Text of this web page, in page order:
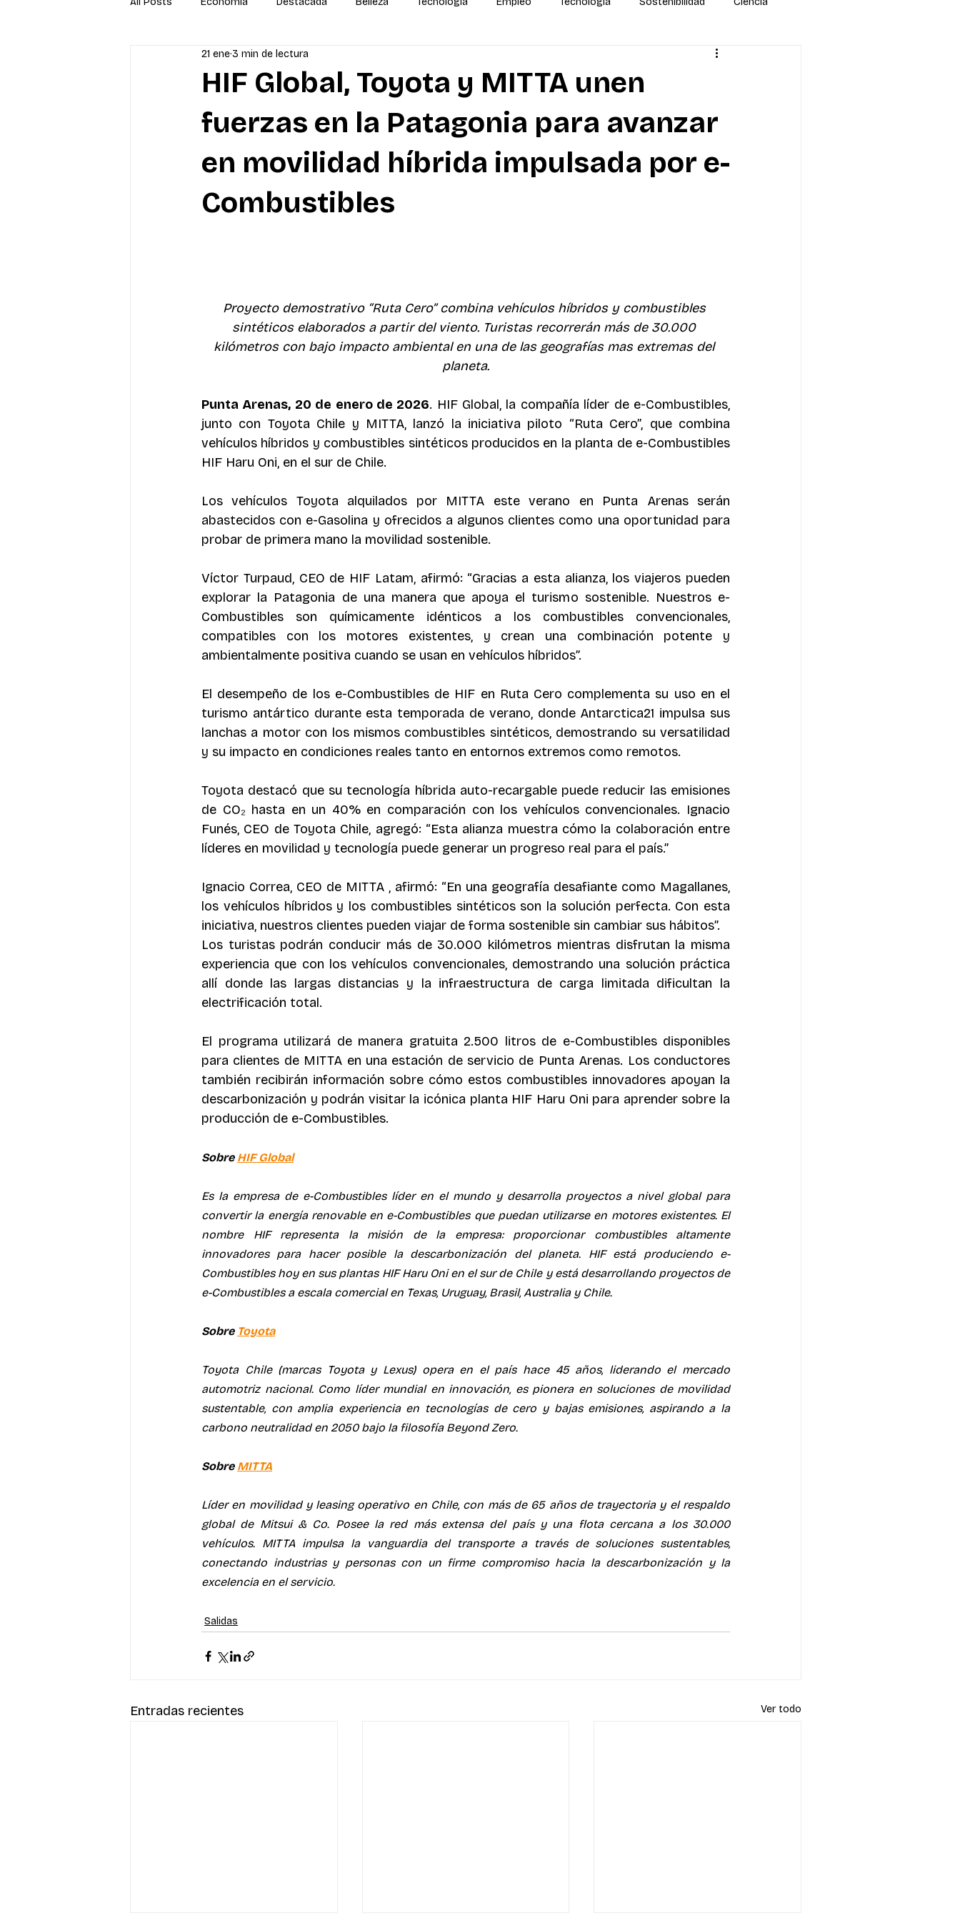
Newsletter Economía
HIF Global, Toyota y MITTA unen
fuerzas en la Patagonia para avanzar
en movilidad híbrida impulsada por e-
Combustibles
21 ene3 min de lectura
Proyecto demostrativo “Ruta Cero” combina vehículos híbridos y combustibles
sintéticos elaborados a partir del viento. Turistas recorrerán más de 30.000
kilómetros con bajo impacto ambiental en una de las geografías mas extremas del
planeta.
Punta Arenas, 20 de enero de 2026. HIF Global, la compañía líder de e-Combustibles,
junto con Toyota Chile y MITTA, lanzó la iniciativa piloto “Ruta Cero”, que combina
vehículos híbridos y combustibles sintéticos producidos en la planta de e-Combustibles
HIF Haru Oni, en el sur de Chile.
Los vehículos Toyota alquilados por MITTA este verano en Punta Arenas serán
abastecidos con e-Gasolina y ofrecidos a algunos clientes como una oportunidad para
probar de primera mano la movilidad sostenible.
Víctor Turpaud, CEO de HIF Latam, afirmó: “Gracias a esta alianza, los viajeros pueden
explorar la Patagonia de una manera que apoya el turismo sostenible. Nuestros e-
Combustibles son químicamente idénticos a los combustibles convencionales,
compatibles con los motores existentes, y crean una combinación potente y
ambientalmente positiva cuando se usan en vehículos híbridos”.
El desempeño de los e-Combustibles de HIF en Ruta Cero complementa su uso en el
turismo antártico durante esta temporada de verano, donde Antarctica21 impulsa sus
lanchas a motor con los mismos combustibles sintéticos, demostrando su versatilidad
y su impacto en condiciones reales tanto en entornos extremos como remotos.
Toyota destacó que su tecnología híbrida auto-recargable puede reducir las emisiones
de CO₂ hasta en un 40% en comparación con los vehículos convencionales. Ignacio
Funés, CEO de Toyota Chile, agregó: “Esta alianza muestra cómo la colaboración entre
líderes en movilidad y tecnología puede generar un progreso real para el país.”
Ignacio Correa, CEO de MITTA , afirmó: “En una geografía desafiante como Magallanes,
los vehículos híbridos y los combustibles sintéticos son la solución perfecta. Con esta
iniciativa, nuestros clientes pueden viajar de forma sostenible sin cambiar sus hábitos”.
Los turistas podrán conducir más de 30.000 kilómetros mientras disfrutan la misma
experiencia que con los vehículos convencionales, demostrando una solución práctica
allí donde las largas distancias y la infraestructura de carga limitada dificultan la
electrificación total.
El programa utilizará de manera gratuita 2.500 litros de e-Combustibles disponibles
para clientes de MITTA en una estación de servicio de Punta Arenas. Los conductores
también recibirán información sobre cómo estos combustibles innovadores apoyan la
descarbonización y podrán visitar la icónica planta HIF Haru Oni para aprender sobre la
producción de e-Combustibles.
Sobre HIF Global
Es la empresa de e-Combustibles líder en el mundo y desarrolla proyectos a nivel global para
convertir la energía renovable en e-Combustibles que puedan utilizarse en motores existentes. El
nombre HIF representa la misión de la empresa: proporcionar combustibles altamente
innovadores para hacer posible la descarbonización del planeta. HIF está produciendo e-
Combustibles hoy en sus plantas HIF Haru Oni en el sur de Chile y está desarrollando proyectos de
e-Combustibles a escala comercial en Texas, Uruguay, Brasil, Australia y Chile.
Sobre Toyota
Toyota Chile (marcas Toyota y Lexus) opera en el país hace 45 años, liderando el mercado
automotriz nacional. Como líder mundial en innovación, es pionera en soluciones de movilidad
sustentable, con amplia experiencia en tecnologías de cero y bajas emisiones, aspirando a la
carbono neutralidad en 2050 bajo la filosofía Beyond Zero.
Sobre MITTA
Líder en movilidad y leasing operativo en Chile, con más de 65 años de trayectoria y el respaldo
global de Mitsui & Co. Posee la red más extensa del país y una flota cercana a los 30.000
vehículos. MITTA impulsa la vanguardia del transporte a través de soluciones sustentables,
conectando industrias y personas con un firme compromiso hacia la descarbonización y la
excelencia en el servicio.
Salidas
Entradas recientes Ver todo